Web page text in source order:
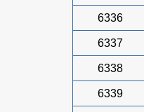
6336
6337
6338
6339